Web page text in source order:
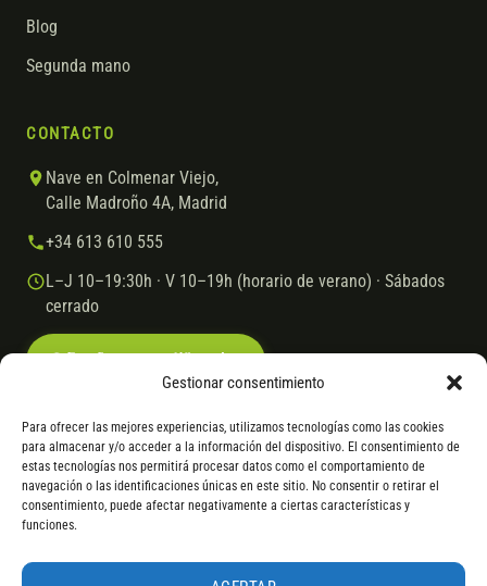
Gestionar consentimiento
Para ofrecer las mejores experiencias, utilizamos tecnologías como las cookies
para almacenar y/o acceder a la información del dispositivo. El consentimiento de
estas tecnologías nos permitirá procesar datos como el comportamiento de
navegación o las identificaciones únicas en este sitio. No consentir o retirar el
consentimiento, puede afectar negativamente a ciertas características y
funciones.
Blog
Segunda mano
CONTACTO
Nave en Colmenar Viejo,
Calle Madroño 4A, Madrid
+34 613 610 555
L–J 10–19:30h · V 10–19h (horario de verano) · Sábados
cerrado
© 2026 Ebike.esAviso legal Política de cookies
VISA Mastercard Transferencia Cofidis
Gasto de apertura: 4% hasta 18 meses y 7% a 24 meses. Consulta